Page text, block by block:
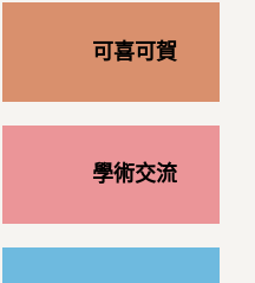
可喜可賀
學術交流